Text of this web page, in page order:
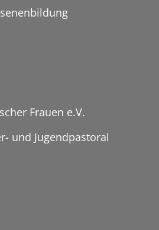
Frauen e.V.
und Jugendpastoral